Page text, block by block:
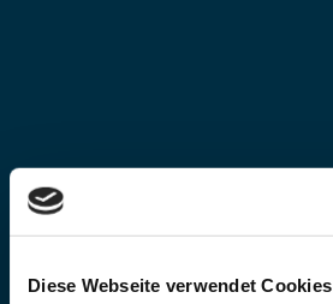
Diese Webseite verwendet Cookies